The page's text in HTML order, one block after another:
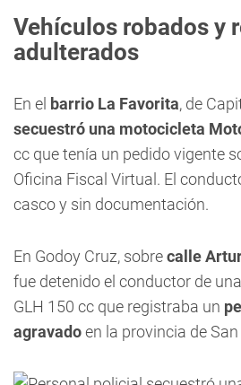
Vehículos robados y
adulterados
En el barrio La Favorita, de
secuestró una motocicleta
cc que tenía un pedido vigente
Oficina Fiscal Virtual. El
casco y sin documentación.
En Godoy Cruz, sobrecalle
fue detenido el conductor de
GLH 150 cc que registraba un
agravadoen la provincia de San